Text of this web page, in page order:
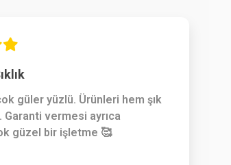
güler yüzlü. Ürünleri hem şık
vermesi ayrıca
güzel bir işletme 🥰